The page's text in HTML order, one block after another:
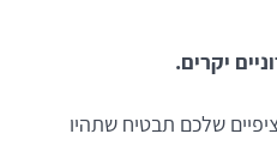
יקרים.
שלכם תבטיח שתהיו